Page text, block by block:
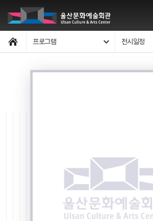
프로그램 전시일정